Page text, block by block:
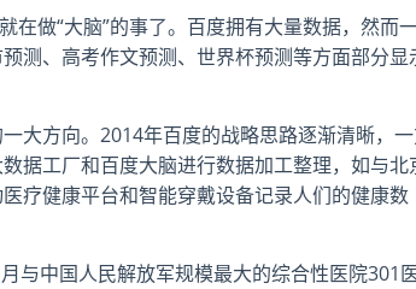
在做“大脑”的事了。百度拥有大量数据，然而
测、高考作文预测、世界杯预测等方面部分显
大方向。2014年百度的战略思路逐渐清晰，
据工厂和百度大脑进行数据加工整理，如与北
疗健康平台和智能穿戴设备记录人们的健康数
与中国人民解放军规模最大的综合性医院301